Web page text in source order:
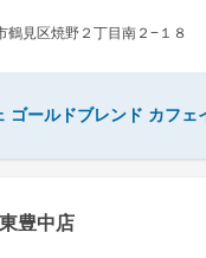
鶴見区焼野２丁目南２−１８
ゴールドブレンド カフェ
豊中店